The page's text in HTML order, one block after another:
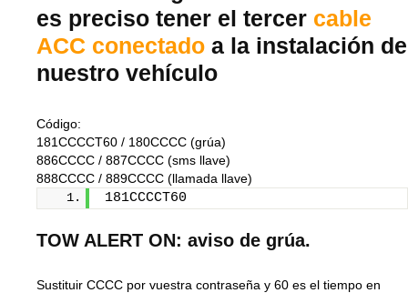
es preciso tener el tercer cable
ACC conectado a la instalación de
nuestro vehículo
Código:
181CCCCT60 / 180CCCC
886CCCC / 887CCCC
888CCCC / 889CCCC (llamada llave)
181CCCCT60
TOW ALERT ON: aviso de grúa.
Sustituir CCCC por vuestra contraseña y 60 es el tiempo en